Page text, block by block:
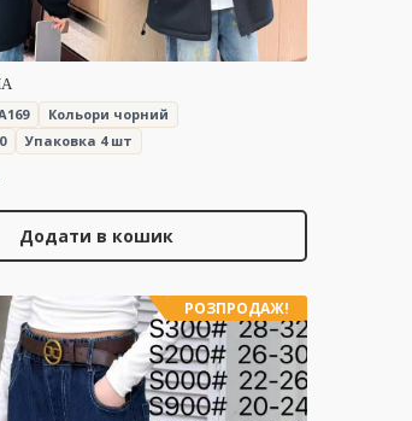
Кольори чорний
Упаковка 4 шт
Додати в кошик
РОЗПРОДАЖ!